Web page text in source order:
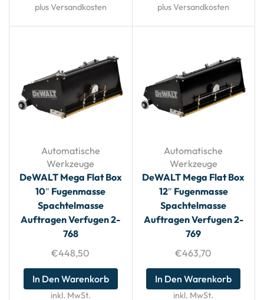
plus Versandkosten
plus Versandkosten
Automatische
Werkzeuge
DeWALT Mega Flat Box
10″ Fugenmasse
Spachtelmasse
Auftragen Verfugen 2-
768
€448,50
In Den Warenkorb
inkl. MwSt.
Automatische
Werkzeuge
DeWALT Mega Flat Box
12″ Fugenmasse
Spachtelmasse
Auftragen Verfugen 2-
769
€463,70
In Den Warenkorb
inkl. MwSt.